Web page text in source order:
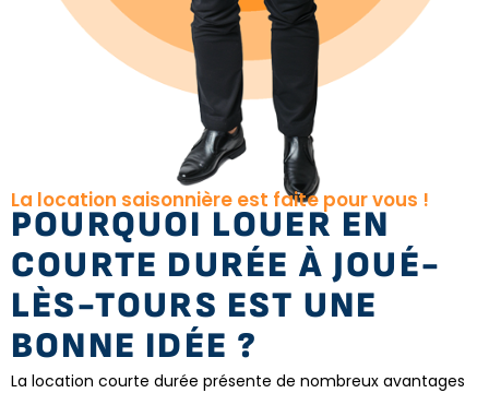
La location saisonnière est faite pour vous !
POURQUOI LOUER EN
COURTE DURÉE À JOUÉ-
LÈS-TOURS EST UNE
BONNE IDÉE ?
La location courte durée présente de nombreux avantages